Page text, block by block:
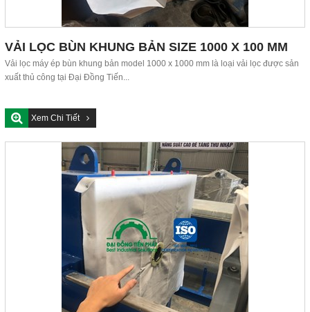
VẢI LỌC BÙN KHUNG BẢN SIZE 1000 X 100 MM
Vải lọc máy ép bùn khung bản model 1000 x 1000 mm là loại vải lọc được sản
xuất thủ công tại Đại Đồng Tiến...
Xem Chi Tiết